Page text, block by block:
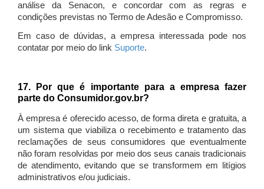
análise da Senacon, e concordar com as regras e
condições previstas no Termo de Adesão e Compromisso.
Em caso de dúvidas, a empresa interessada pode nos
contatar por meio do link Suporte.
17. Por que é importante para a empresa fazer
parte do Consumidor.gov.br?
À empresa é oferecido acesso, de forma direta e gratuita, a
um sistema que viabiliza o recebimento e tratamento das
reclamações de seus consumidores que eventualmente
não foram resolvidas por meio dos seus canais tradicionais
de atendimento, evitando que se transformem em litígios
administrativos e/ou judiciais.